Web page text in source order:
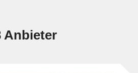
Anbieter
und Fachplaner:innen konzipiert